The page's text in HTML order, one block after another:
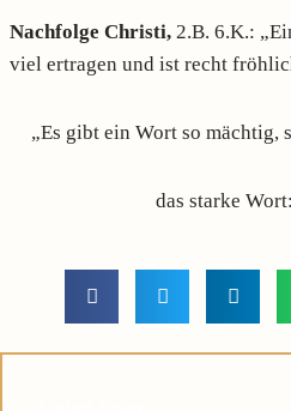
Nachfolge Christi, 2.B. 6.K.:
viel ertragen und ist recht
„Es gibt ein Wort so mächtig,
das starke Wort: